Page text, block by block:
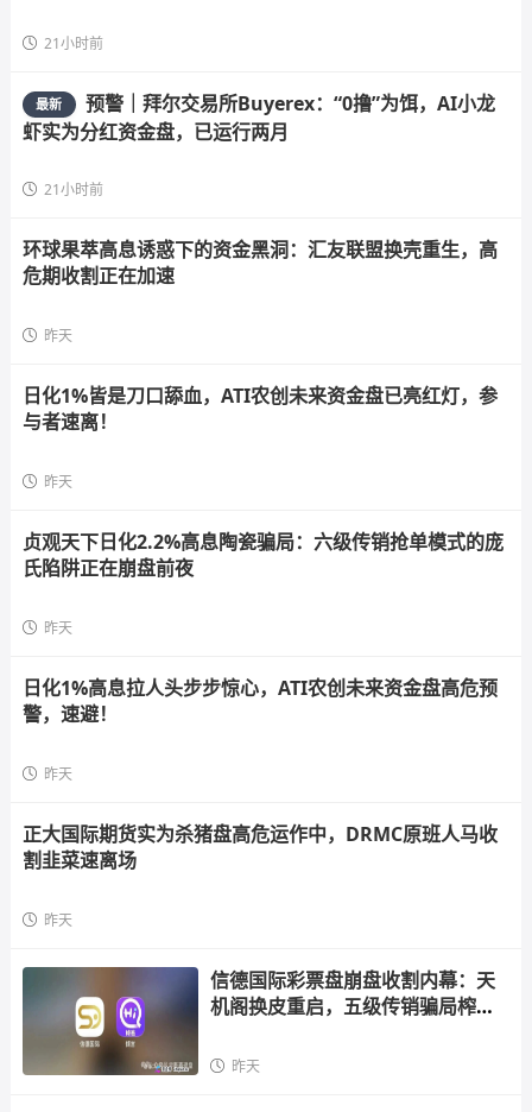
21小时前
最新
预警｜拜尔交易所Buyerex：“0撸”为饵，AI小龙
虾实为分红资金盘，已运行两月
21小时前
环球果萃高息诱惑下的资金黑洞：汇友联盟换壳重生，高
危期收割正在加速
昨天
日化1%皆是刀口舔血，ATI农创未来资金盘已亮红灯，参
与者速离！
昨天
贞观天下日化2.2%高息陶瓷骗局：六级传销抢单模式的庞
氏陷阱正在崩盘前夜
昨天
日化1%高息拉人头步步惊心，ATI农创未来资金盘高危预
警，速避！
昨天
正大国际期货实为杀猪盘高危运作中，DRMC原班人马收
割韭菜速离场
昨天
信德国际彩票盘崩盘收割内幕：天
机阁换皮重启，五级传销骗局榨干
昨天